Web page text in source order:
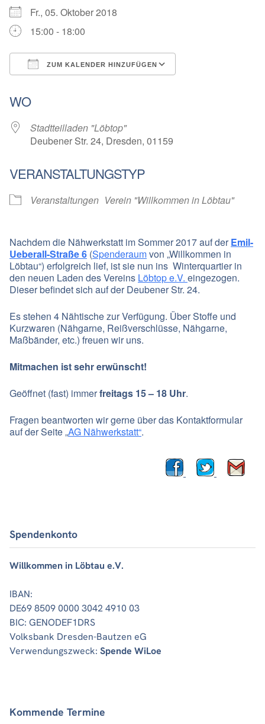
Fr., 05. Oktober 2018
15:00 - 18:00
ZUM KALENDER HINZUFÜGEN
WO
Stadtteilladen "Löbtop"
Deubener Str. 24, Dresden, 01159
VERANSTALTUNGSTYP
Veranstaltungen Verein "Willkommen in Löbtau"
Nachdem die Nähwerkstatt im Sommer 2017 auf derEmil-
Ueberall-Straße 6 (Spenderaumvon „Willkommen in
Löbtau“) erfolgreich lief, ist sie nun ins Winterquartier in
den neuen Laden des Vereins Löbtop e.V. eingezogen.
Dieser befindet sich auf der Deubener Str. 24.
Es stehen 4 Nähtische zur Verfügung. Über Stoffe und
Kurzwaren (Nähgarne, Reißverschlüsse, Nähgarne,
Maßbänder, etc.) freuen wir uns.
Mitmachen ist sehr erwünscht!
Geöffnet (fast) immerfreitags 15 – 18 Uhr.
Fragen beantworten wir gerne über das Kontaktformular
auf der Seite „AG Nähwerkstatt“.
Spendenkonto
Willkommen in Löbtau e.V.
IBAN:
DE69 8509 0000 3042 4910 03
BIC: GENODEF1DRS
Volksbank Dresden-Bautzen eG
Verwendungszweck: Spende WiLoe
Kommende Termine